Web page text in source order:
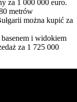
za 1 000 000 euro.
metrów
można kupić za
i widokiem
za 1 725 000